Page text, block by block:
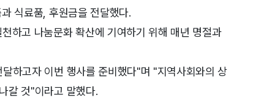
식료품, 후원금을 전달했다.
하고 나눔문화 확산에 기여하기 위해 매년 명절과
하고자 이번 행사를 준비했다"며 "지역사회와의 상
갈 것"이라고 말했다.